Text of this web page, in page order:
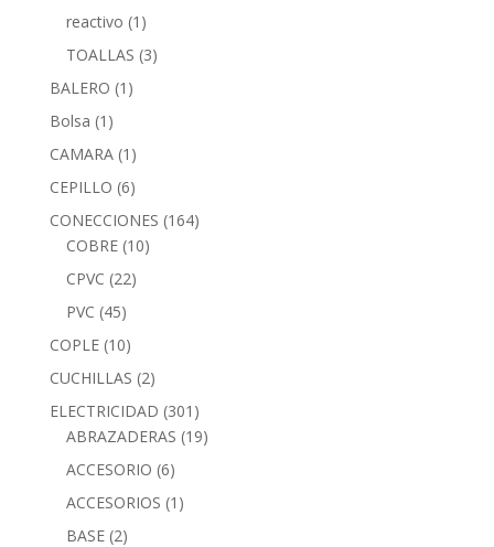
reactivo (1)
TOALLAS (3)
BALERO (1)
Bolsa (1)
CAMARA (1)
CEPILLO (6)
CONECCIONES (164)
COBRE (10)
CPVC (22)
PVC (45)
COPLE (10)
CUCHILLAS (2)
ELECTRICIDAD (301)
ABRAZADERAS (19)
ACCESORIO (6)
ACCESORIOS (1)
BASE (2)